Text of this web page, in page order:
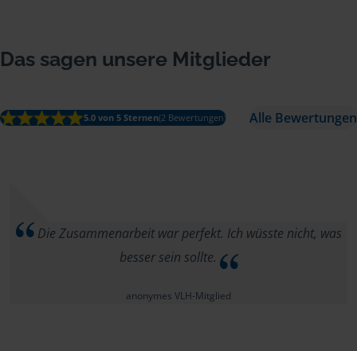
Das sagen unsere Mitglieder
5.0 von 5 Sternen(2 Bewertungen) Alle Bewertungen
Die Zusammenarbeit war perfekt. Ich wüsste nicht, was
besser sein sollte.
anonymes VLH-Mitglied